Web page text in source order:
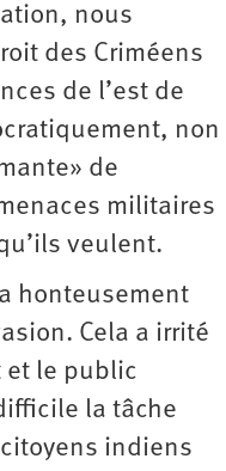
nous
des Criméens
de l’est de
non
de
militaires
veulent.
honteusement
Cela a irrité
et le public
la tâche
indiens